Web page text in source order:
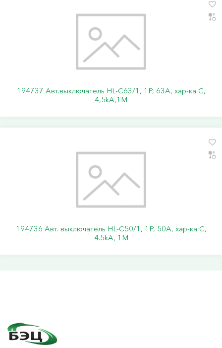
194737 Авт.выключатель HL-C63/1, 1Р, 63А, хар-ка С,
4,5kA,1M
194736 Авт. выключатель HL-C50/1, 1P, 50A, хар-ка C,
4.5kA, 1M